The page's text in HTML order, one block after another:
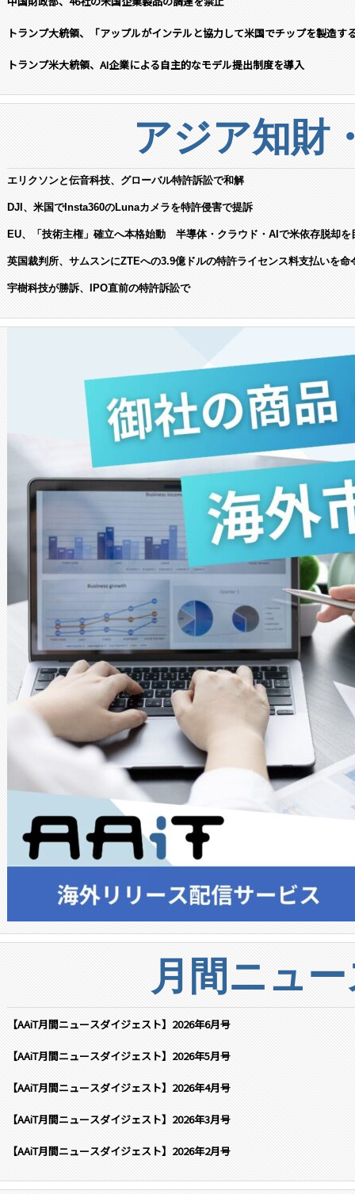
トランプ大統領、「アップルがインテルと協力して米国でチップを製造す
トランプ米大統領、AI企業による自主的なモデル提出制度を導入
アジア知財
エリクソンと伝音科技、グローバル特許訴訟で和解
DJI、米国でInsta360のLunaカメラを特許侵害で提訴
EU、「技術主権」確立へ本格始動 半導体・クラウド・AIで米依存脱却を
英国裁判所、サムスンにZTEへの3.9億ドルの特許ライセンス料支払いを命
宇樹科技が勝訴、IPO直前の特許訴訟で
月間ニュ
【AAiT月間ニュースダイジェスト】2026年6月号
【AAiT月間ニュースダイジェスト】2026年5月号
【AAiT月間ニュースダイジェスト】2026年4月号
【AAiT月間ニュースダイジェスト】2026年3月号
【AAiT月間ニュースダイジェスト】2026年2月号